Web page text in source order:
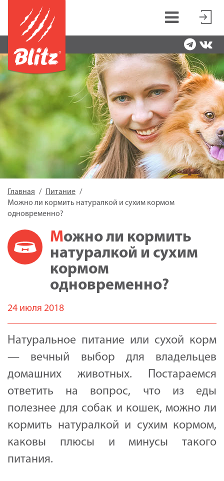
Главная
Питание
Можно ли кормить натуралкой и сухим кормом
одновременно?
Можно ли кормить
натуралкой и сухим
кормом
одновременно?
24 июля 2018
Натуральное питание или сухой корм
— вечный выбор для владельцев
домашних животных. Постараемся
ответить на вопрос, что из еды
полезнее для собак и кошек, можно ли
кормить натуралкой и сухим кормом,
каковы плюсы и минусы такого
питания.